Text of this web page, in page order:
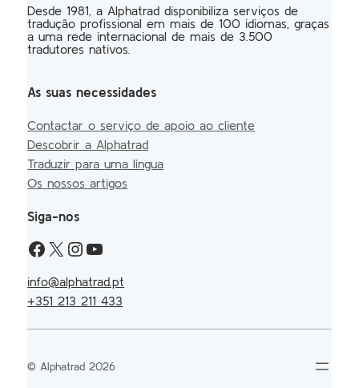
Desde 1981, a Alphatrad disponibiliza serviços de
tradução profissional em mais de 100 idiomas, graças
a uma rede internacional de mais de 3.500
tradutores nativos.
As suas necessidades
Contactar o serviço de apoio ao cliente
Descobrir a Alphatrad
Traduzir para uma língua
Os nossos artigos
Siga-nos
info@alphatrad.pt
+351 213 211 433
© Alphatrad 2026